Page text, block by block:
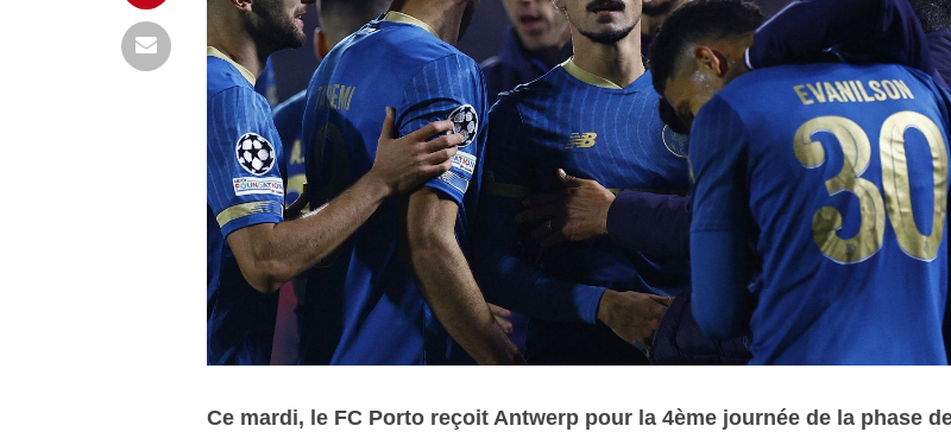
Ce mardi, le FC Porto reçoit Antwerp pour la 4ème journée de la phase